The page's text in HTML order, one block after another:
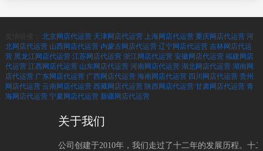
北京网店代运营 天津网店代运营 上海网店代运营 重庆网店代运营 河
北网店代运营 山西网店代运营 内蒙古网店代运营 辽宁网店代运营 吉林网店代运
营 黑龙江网店代运营 江苏网店代运营 浙江网店代运营 安徽网店代运营 福建网店
代运营 江西网店代运营 山东网店代运营 河南网店代运营 湖北网店代运营 湖南网
店代运营 广东网店代运营 广西网店代运营 海南网店代运营 四川网店代运营 贵州
网店代运营 云南网店代运营 西藏网店代运营 陕西网店代运营 甘肃网店代运营 青
海网店代运营 宁夏网店代运营 新疆网店代运营
关于我们
公司创建于2010年，我们走过了十二年的发展历程。十